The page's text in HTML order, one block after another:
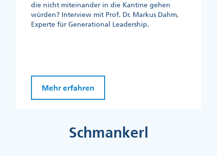
die nicht miteinander in die Kantine gehen
würden? Interview mit Prof. Dr. Markus Dahm,
Experte für Generational Leadership.
Mehr erfahren
Schmankerl